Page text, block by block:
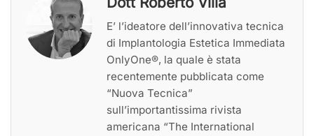
E’ l’ideatore dell’innovativa tecnica
di Implantologia Estetica Immediata
OnlyOne®, la quale è stata
recentemente pubblicata come
“Nuova Tecnica”
sull’importantissima rivista
americana “The International